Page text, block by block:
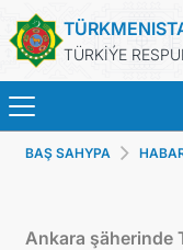
TÜRKİÝE
BAŞ SAHYPA
Ankara şäherinde